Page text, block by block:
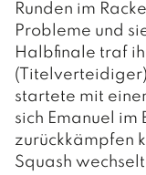
Runden im
Probleme und
Halbfinale traf
startete mit
sich Emanuel
zurückkämpfen
Squash